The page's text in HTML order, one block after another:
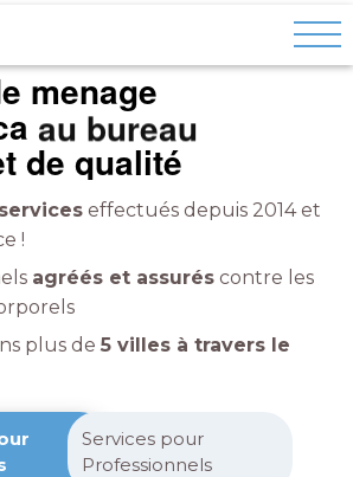
menage
à domicile
de qualité
effectués depuis 2014 et
!
agréés et assurés contre les
plus de 5 villes à travers le
Services pour
Professionnels